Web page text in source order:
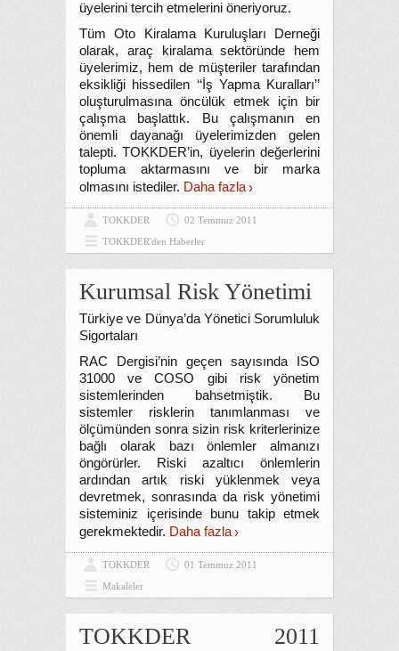
üyelerini tercih etmelerini öneriyoruz.
Tüm Oto Kiralama Kuruluşları Derneği
olarak, araç kiralama sektöründe hem
üyelerimiz, hem de müşteriler tarafından
eksikliği hissedilen ‘‘İş Yapma Kuralları’’
oluşturulmasına öncülük etmek için bir
çalışma başlattık. Bu çalışmanın en
önemli dayanağı üyelerimizden gelen
talepti. TOKKDER’in, üyelerin değerlerini
topluma aktarmasını ve bir marka
olmasını istediler. Daha fazla
TOKKDER
02 Temmuz 2011
TOKKDER'den Haberler
Kurumsal Risk Yönetimi
Türkiye ve Dünya’da Yönetici Sorumluluk
Sigortaları
RAC Dergisi’nin geçen sayısında ISO
31000 ve COSO gibi risk yönetim
sistemlerinden bahsetmiştik. Bu
sistemler risklerin tanımlanması ve
ölçümünden sonra sizin risk kriterlerinize
bağlı olarak bazı önlemler almanızı
öngörürler. Riski azaltıcı önlemlerin
ardından artık riski yüklenmek veya
devretmek, sonrasında da risk yönetimi
sisteminiz içerisinde bunu takip etmek
gerekmektedir. Daha fazla
TOKKDER
01 Temmuz 2011
Makaleler
TOKKDER 2011